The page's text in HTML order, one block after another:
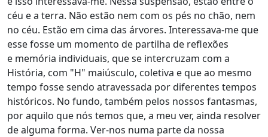
céu e a terra. Não estão nem com os pés no chão, nem
no céu. Estão em cima das árvores. Interessava-me que
esse fosse um momento de partilha de reflexões
e memória individuais, que se intercruzam com a
História, com "H" maiúsculo, coletiva e que ao mesmo
tempo fosse sendo atravessada por diferentes tempos
históricos. No fundo, também pelos nossos fantasmas,
por aquilo que nós temos que, a meu ver, ainda resolver
de alguma forma. Ver-nos numa parte da nossa